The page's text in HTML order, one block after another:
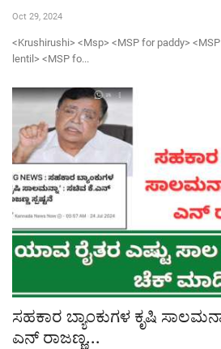
ಶುಂಠಿ,ಅಡಿಕೆ,ಬಾಳೆ,ದಾಳಿಂಬೆಗೆ ಟ್ರೈಕೊಡರ್ಮಾ,ಸುಡೊಮೊನಾಸ್ ಡ್ರೆಂಚಿಂಗ್ ಮಾಡಿ
Oct 29, 2024
<Krushirushi> <Msp> <MSP for paddy>
lentil> <MSP fo...
ಸಹಕಾರ ಬ್ಯಾಂಕುಗಳ ಕೃಷಿ
ಎನ್ ರಾಜಣ್ಣ...